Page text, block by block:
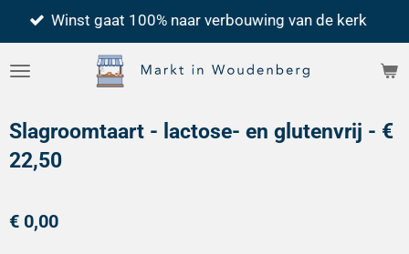
direct
naar
hoofdinhoud
gaat 100% naar verbouwing van de kerk
Slagroomtaart - lactose- en glutenvrij - €
22,50
€ 0,00